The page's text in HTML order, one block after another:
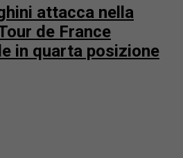
attacca nella
de France
in quarta posizione